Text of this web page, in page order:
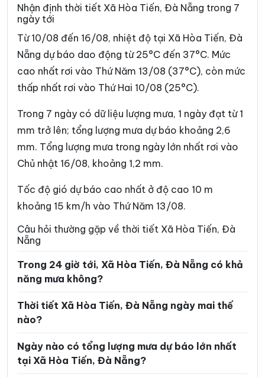
Xã Chiên Đàn Xã Đắc Pring
Xã Đại Lộc
Xã Đồng Dương Xã Đông Giang
Xã Đức Phú Xã Duy Nghĩa
Xã Duy Xuyên Xã Gò Nổi
Xã Hà Nha Xã Hiệp Đức
Xã Hòa Vang Xã Hùng Sơn
Xã Khâm Đức Xã La Dêê
Xã La Êê Xã Lãnh Ngọc
Xã Nam Giang Xã Nam Phước
Xã Nam Trà My Xã Nông Sơn
Xã Phú Thuận
Xã Phước Chánh
Xã Phước Năng Xã Phước Thành
Xã Phước Trà
Xã Quế Sơn Xã Quế Sơn Trung
Xã Sơn Cẩm Hà Xã Sông Kôn
Nhận định thời tiết Xã Hòa Tiến, Đà Nẵng trong 7
ngày tới
Từ 10/08 đến 16/08, nhiệt độ tại Xã Hòa Tiến, Đà
Nẵng dự báo dao động từ 25°C đến 37°C. Mức
cao nhất rơi vào Thứ Năm 13/08 (37°C), còn mức
thấp nhất rơi vào Thứ Hai 10/08 (25°C).
Trong 7 ngày có dữ liệu lượng mưa, 1 ngày đạt từ 1
mm trở lên; tổng lượng mưa dự báo khoảng 2,6
mm. Tổng lượng mưa trong ngày lớn nhất rơi vào
Chủ nhật 16/08, khoảng 1,2 mm.
Tốc độ gió dự báo cao nhất ở độ cao 10 m
khoảng 15 km/h vào Thứ Năm 13/08.
Câu hỏi thường gặp về thời tiết Xã Hòa Tiến, Đà
Nẵng
Trong 24 giờ tới, Xã Hòa Tiến, Đà Nẵng có khả
năng mưa không?
Thời tiết Xã Hòa Tiến, Đà Nẵng ngày mai thế
nào?
Ngày nào có tổng lượng mưa dự báo lớn nhất
tại Xã Hòa Tiến, Đà Nẵng?